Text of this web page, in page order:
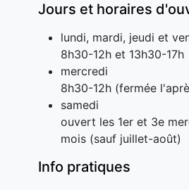
Jours et horaires
lundi, mardi, jeudi et
8h30-12h et 13h30-17h
mercredi
8h30-12h (fermée
samedi
ouvert les 1er et 3e
mois (sauf juillet-août)
Info pratiques